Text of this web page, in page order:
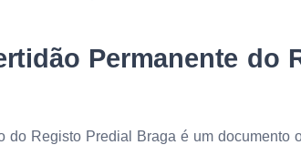
Permanente do
do Registo Predial Braga é um documento